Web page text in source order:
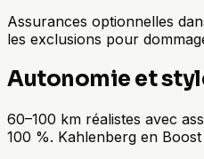
Assurances optionnelles
les exclusions pour
Autonomie et
60–100 km réalistes avec
100 %. Kahlenberg en